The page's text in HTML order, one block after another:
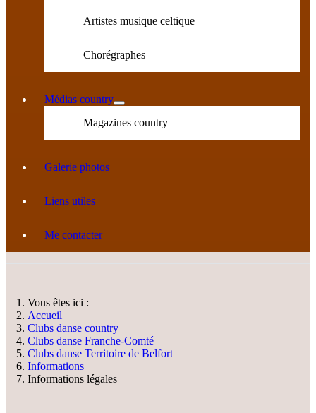
Artistes musique celtique
Chorégraphes
Médias country
Magazines country
Galerie photos
Liens utiles
Me contacter
Vous êtes ici :
Accueil
Clubs danse country
Clubs danse Franche-Comté
Clubs danse Territoire de Belfort
Informations
Informations légales